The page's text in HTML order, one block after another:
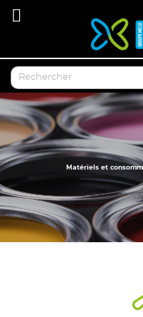
Matériels et consommables